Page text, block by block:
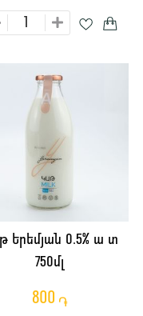
Երեմյան 0.5% ա տ
750մլ
800 ֏